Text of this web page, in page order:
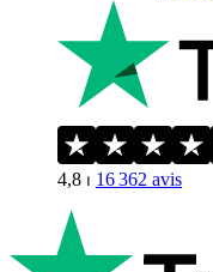
4,8 ⏐ 16 362 avis